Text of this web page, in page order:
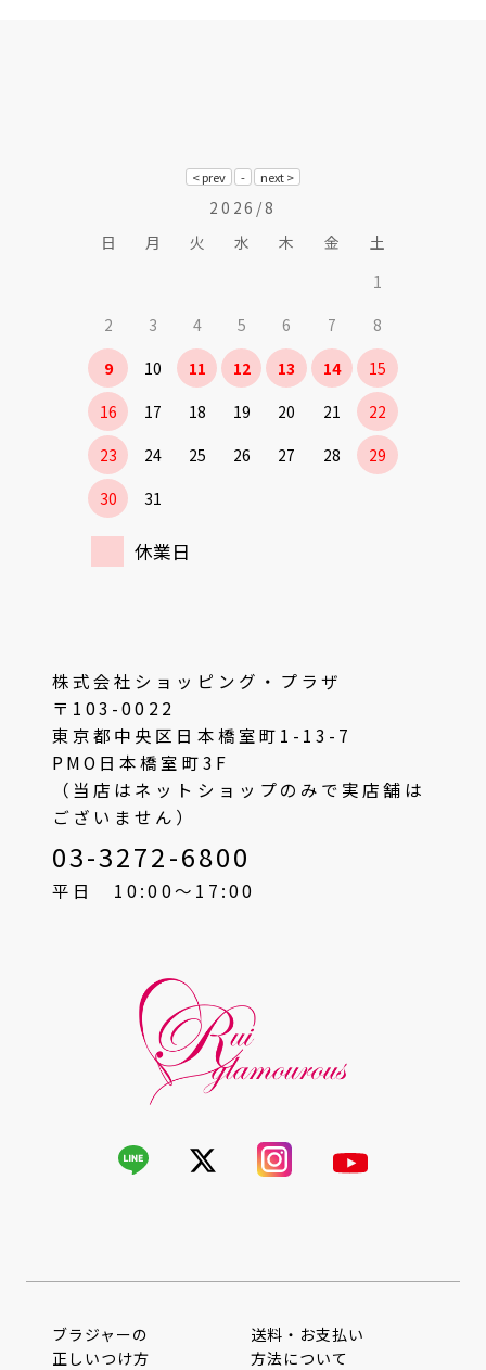
2026/8
日
月 火 水 木 金
土
1
2
3 4 5 6 7
8
9
10 11 12 13 14
15
16
17 18 19 20 21
22
23
24 25 26 27 28
29
30
31
休業日
株式会社ショッピング・プラザ
〒103-0022
東京都中央区日本橋室町1-13-7
PMO日本橋室町3F
（当店はネットショップのみで実店舗は
ございません）
03-3272-6800
平日 10:00〜17:00
ブラジャーの
正しいつけ方
送料・お支払い
方法について